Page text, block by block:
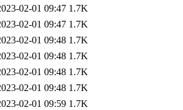
02-01 09:47 1.7K
02-01 09:47 1.7K
02-01 09:48 1.7K
02-01 09:48 1.7K
02-01 09:48 1.7K
02-01 09:48 1.7K
02-01 09:59 1.7K